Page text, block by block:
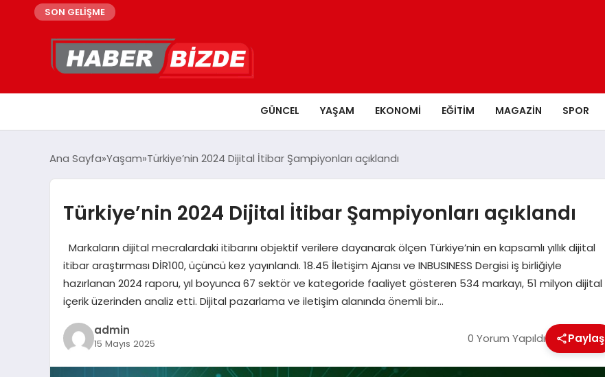
SON GELİŞME
GÜNCEL YAŞAM EKONOMI EĞITIM MAGAZIN SPOR
Ana Sayfa Yaşam Türkiye’nin 2024 Dijital İtibar Şampiyonları açıklandı
Türkiye’nin 2024 Dijital İtibar Şampiyonları açıklandı
Markaların dijital mecralardaki itibarını objektif verilere dayanarak ölçen Türkiye’nin en kapsamlı yıllık dijital
itibar araştırması DİR100, üçüncü kez yayınlandı. 18.45 İletişim Ajansı ve INBUSINESS Dergisi iş birliğiyle
hazırlanan 2024 raporu, yıl boyunca 67 sektör ve kategoride faaliyet gösteren 534 markayı, 51 milyon dijital
içerik üzerinden analiz etti. Dijital pazarlama ve iletişim alanında önemli bir…
admin
15 Mayıs 2025 0 Yorum Yapıldı Paylaş